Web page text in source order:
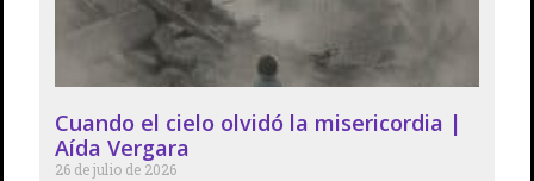
Cuando el cielo olvidó la misericordia |
Aída Vergara
26 de julio de 2026